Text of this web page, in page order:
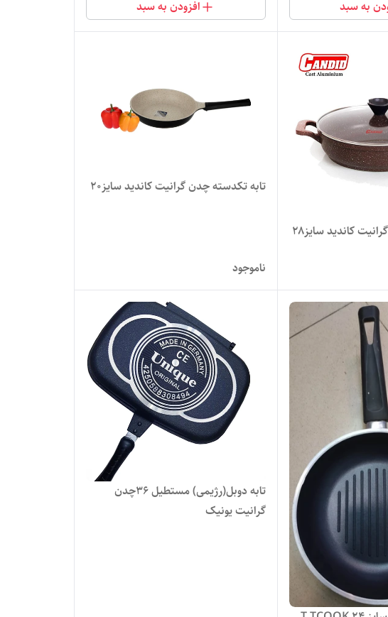
به سبد افزودن به سبد
کاندید سایز۲۸
تابه تکدسته چدن گرانیت کاندید سایز۲۰
ناموجود
تابه دوبل(رژیمی) مستطیل ۳۶چدن
گرانیت یونیک